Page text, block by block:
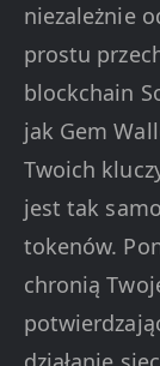
niezależnie
prostu
blockchain
jak Gem
Twoich
jest tak
tokenów.
chronią